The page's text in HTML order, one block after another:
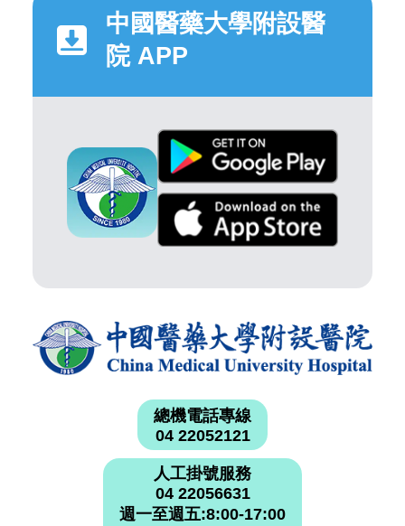
中國醫藥大學附設醫
院 APP
總機電話專線
04 22052121
人工掛號服務
04 22056631
週一至週五:8:00-17:00